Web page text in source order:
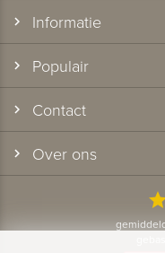
Informatie
Populair
Contact
Over ons